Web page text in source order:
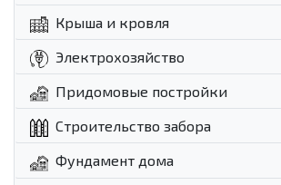
Крыша и кровля
Электрохозяйство
Придомовые постройки
Строительство забора
Фундамент дома